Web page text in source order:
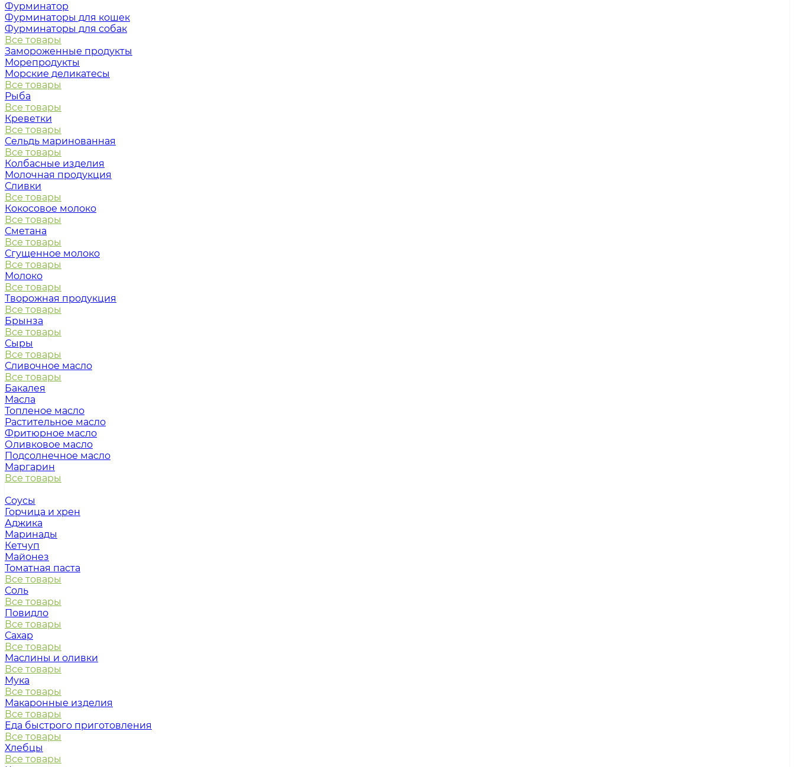
Фурминатор
Фурминаторы для кошек
Фурминаторы для собак
Все товары
Замороженные продукты
Морепродукты
Морские деликатесы
Все товары
Рыба
Все товары
Креветки
Все товары
Сельдь маринованная
Все товары
Колбасные изделия
Молочная продукция
Сливки
Все товары
Кокосовое молоко
Все товары
Сметана
Все товары
Сгущенное молоко
Все товары
Молоко
Все товары
Творожная продукция
Все товары
Брынза
Все товары
Сыры
Все товары
Сливочное масло
Все товары
Бакалея
Масла
Топленое масло
Растительное масло
Фритюрное масло
Оливковое масло
Подсолнечное масло
Маргарин
Все товары
Соусы
Горчица и хрен
Аджика
Маринады
Кетчуп
Майонез
Томатная паста
Все товары
Соль
Все товары
Повидло
Все товары
Сахар
Все товары
Маслины и оливки
Все товары
Мука
Все товары
Макаронные изделия
Все товары
Еда быстрого приготовления
Все товары
Хлебцы
Все товары